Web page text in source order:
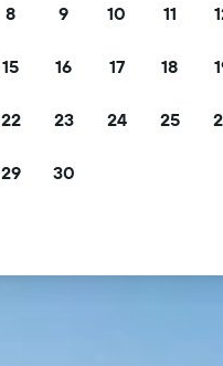
8 9 10 11
15 16 17 18
22 23 24 25
29 30